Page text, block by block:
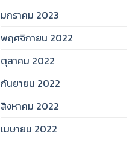
มกราคม 2023
พฤศจิกายน 2022
ตุลาคม 2022
กันยายน 2022
สิงหาคม 2022
เมษายน 2022